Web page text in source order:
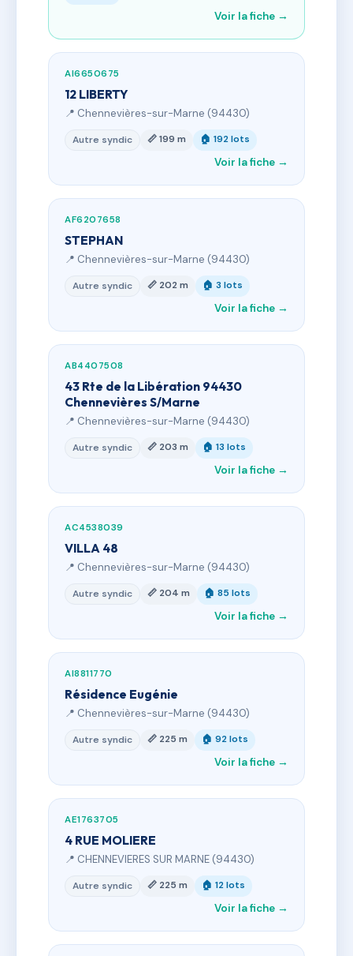
Voir la fiche →
AI6650675
12 LIBERTY
📍 Chennevières-sur-Marne (94430)
Autre syndic 📏 199 m 🏠 192 lots
Voir la fiche →
AF6207658
STEPHAN
📍 Chennevières-sur-Marne (94430)
Autre syndic 📏 202 m 🏠 3 lots
Voir la fiche →
AB4407508
43 Rte de la Libération 94430
Chennevières S/Marne
📍 Chennevières-sur-Marne (94430)
Autre syndic 📏 203 m 🏠 13 lots
Voir la fiche →
AC4538039
VILLA 48
📍 Chennevières-sur-Marne (94430)
Autre syndic 📏 204 m 🏠 85 lots
Voir la fiche →
AI8811770
Résidence Eugénie
📍 Chennevières-sur-Marne (94430)
Autre syndic 📏 225 m 🏠 92 lots
Voir la fiche →
AE1763705
4 RUE MOLIERE
📍 CHENNEVIERES SUR MARNE (94430)
Autre syndic 📏 225 m 🏠 12 lots
Voir la fiche →